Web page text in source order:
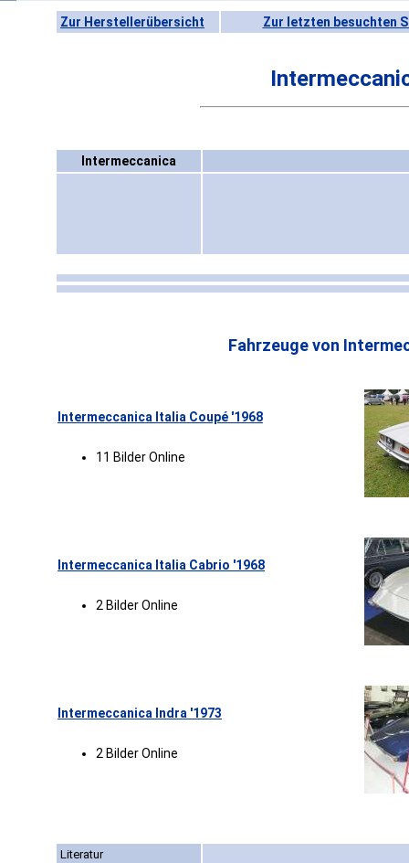
Zur Herstellerübersicht Zur letzten besuchten
Intermeccanica
Fahrzeuge von
Intermeccanica Italia Coupé '1968
11 Bilder Online
Intermeccanica Italia Cabrio '1968
2 Bilder Online
Intermeccanica Indra '1973
2 Bilder Online
Literatur